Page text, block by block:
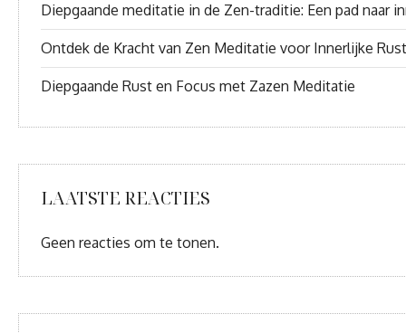
Diepgaande meditatie in de Zen-traditie: Een pad naar
Ontdek de Kracht van Zen Meditatie voor Innerlijke Rust
Diepgaande Rust en Focus met Zazen Meditatie
LAATSTE REACTIES
Geen reacties om te tonen.